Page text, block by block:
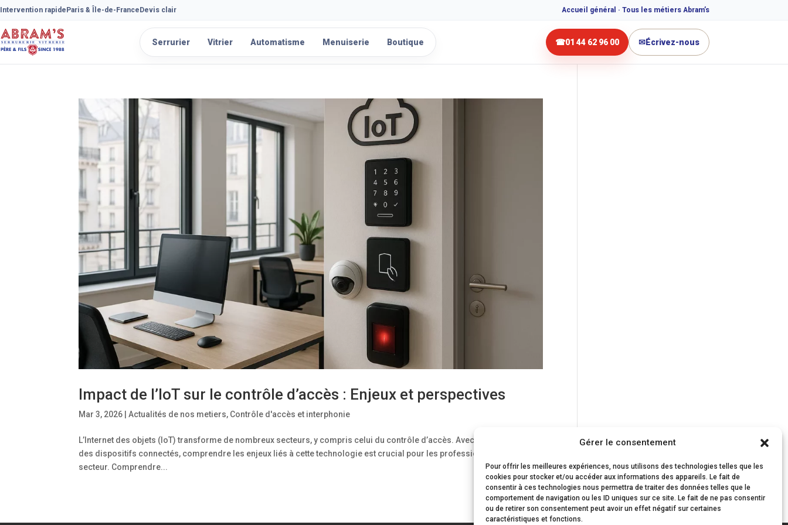
Gérer le consentement
Pour offrir les meilleures expériences, nous utilisons des technologies telles que les
cookies pour stocker et/ou accéder aux informations des appareils. Le fait de
consentir à ces technologies nous permettra de traiter des données telles que le
comportement de navigation ou les ID uniques sur ce site. Le fait de ne pas consentir
ou de retirer son consentement peut avoir un effet négatif sur certaines
caractéristiques et fonctions.
Intervention rapide Paris & Île-de-France Devis clair Accueil général · Tous les métiers Abram’s
Serrurier Vitrier Automatisme Menuiserie Boutique ☎01 44 62 96 00 ✉Écrivez-nous
Impact de l’IoT sur le contrôle d’accès : Enjeux et perspectives
Mar 3, 2026 |Actualités de nos metiers, Contrôle d'accès et interphonie
L’Internet des objets (IoT) transforme de nombreux secteurs, y compris celui du contrôle d’accès. Avec l’augmentation
des dispositifs connectés, comprendre les enjeux liés à cette technologie est crucial pour les professionnels du
secteur. Comprendre...